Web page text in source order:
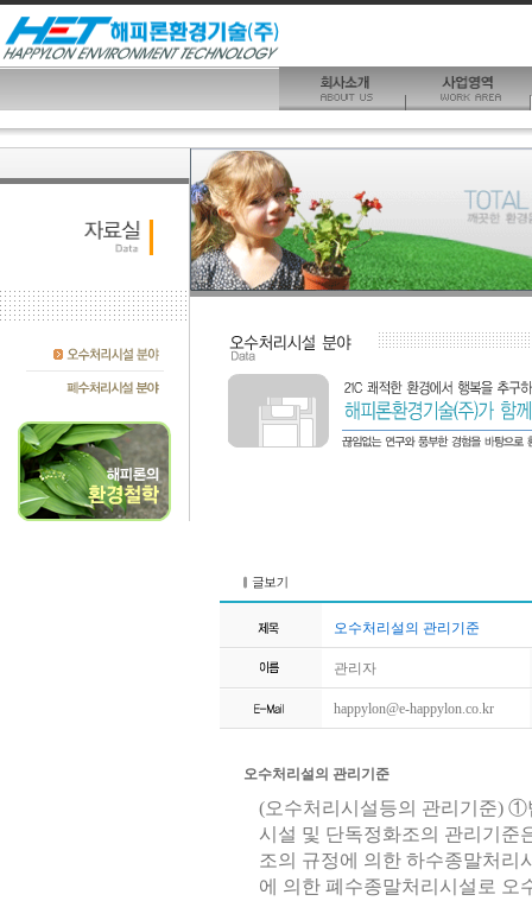
오수처리설의 관리기준
관리자
happylon@e-happylon.co.kr
오수처리설의 관리기준
(오수처리시설등의 관리기준) ①
시설 및 단독정화조의 관리기준
조의 규정에 의한 하수종말처리
에 의한 폐수종말처리시설로 오